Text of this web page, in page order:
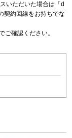
いただいた場合は「d
契約回線をお持ちでな
ご確認ください。